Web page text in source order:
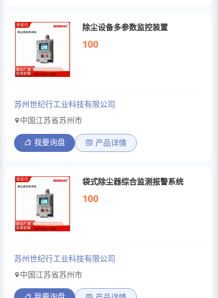
除尘设备多参数监控装置
100
苏州世纪行工业科技有限公司
中国江苏省苏州市
我要询盘 产品详情
袋式除尘器综合监测报警系统
100
苏州世纪行工业科技有限公司
中国江苏省苏州市